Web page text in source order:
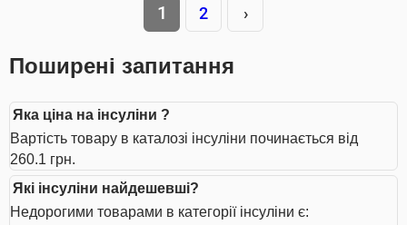
1 2 ›
Поширені запитання
Яка ціна на інсуліни ?
Вартість товару в каталозі інсуліни починається від
260.1 грн.
Які інсуліни найдешевші?
Недорогими товарами в категорії інсуліни є: